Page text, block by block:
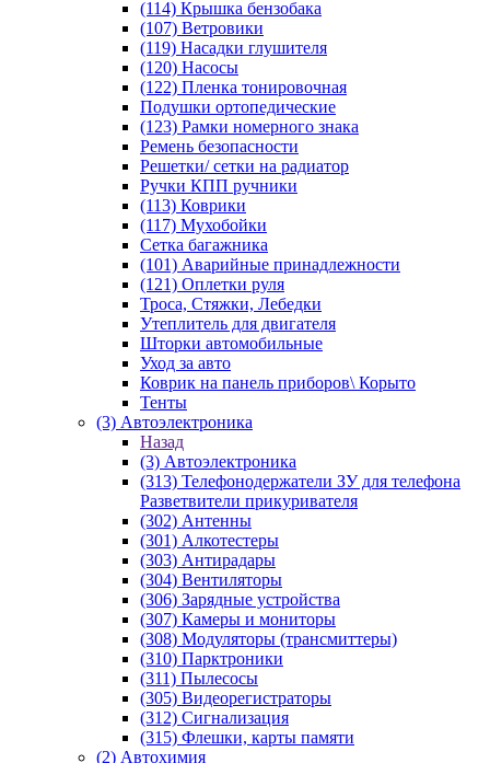
(114) Крышка бензобака
(107) Ветровики
(119) Насадки глушителя
(120) Насосы
(122) Пленка тонировочная
Подушки ортопедические
(123) Рамки номерного знака
Ремень безопасности
Решетки/ сетки на радиатор
Ручки КПП ручники
(113) Коврики
(117) Мухобойки
Сетка багажника
(101) Аварийные принадлежности
(121) Оплетки руля
Троса, Стяжки, Лебедки
Утеплитель для двигателя
Шторки автомобильные
Уход за авто
Коврик на панель приборов\ Корыто
Тенты
(3) Автоэлектроника
Назад
(3) Автоэлектроника
(313) Телефонодержатели ЗУ для телефона
Разветвители прикуривателя
(302) Антенны
(301) Алкотестеры
(303) Антирадары
(304) Вентиляторы
(306) Зарядные устройства
(307) Камеры и мониторы
(308) Модуляторы (трансмиттеры)
(310) Парктроники
(311) Пылесосы
(305) Видеорегистраторы
(312) Сигнализация
(315) Флешки, карты памяти
(2) Автохимия